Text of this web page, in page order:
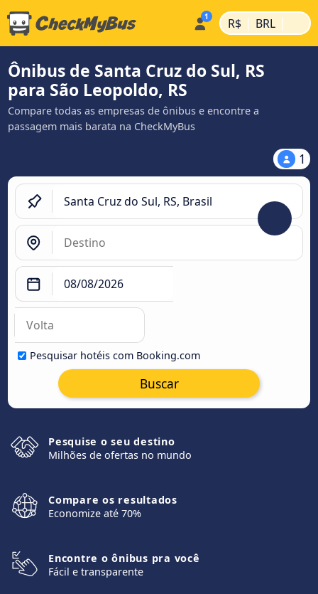
R$ | BRL |
Ônibus de Santa Cruz do Sul, RS
para São Leopoldo, RS
Compare todas as empresas de ônibus e encontre a
passagem mais barata na CheckMyBus
1
Pesquisar hotéis com Booking.com
Buscar
Pesquise o seu destino
Milhões de ofertas no mundo
Compare os resultados
Economize até 70%
Encontre o ônibus pra você
Fácil e transparente